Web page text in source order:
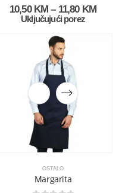
0out of 5
10,50 KM – 11,80 KM
Uključujući porez
OSTALO
Margarita